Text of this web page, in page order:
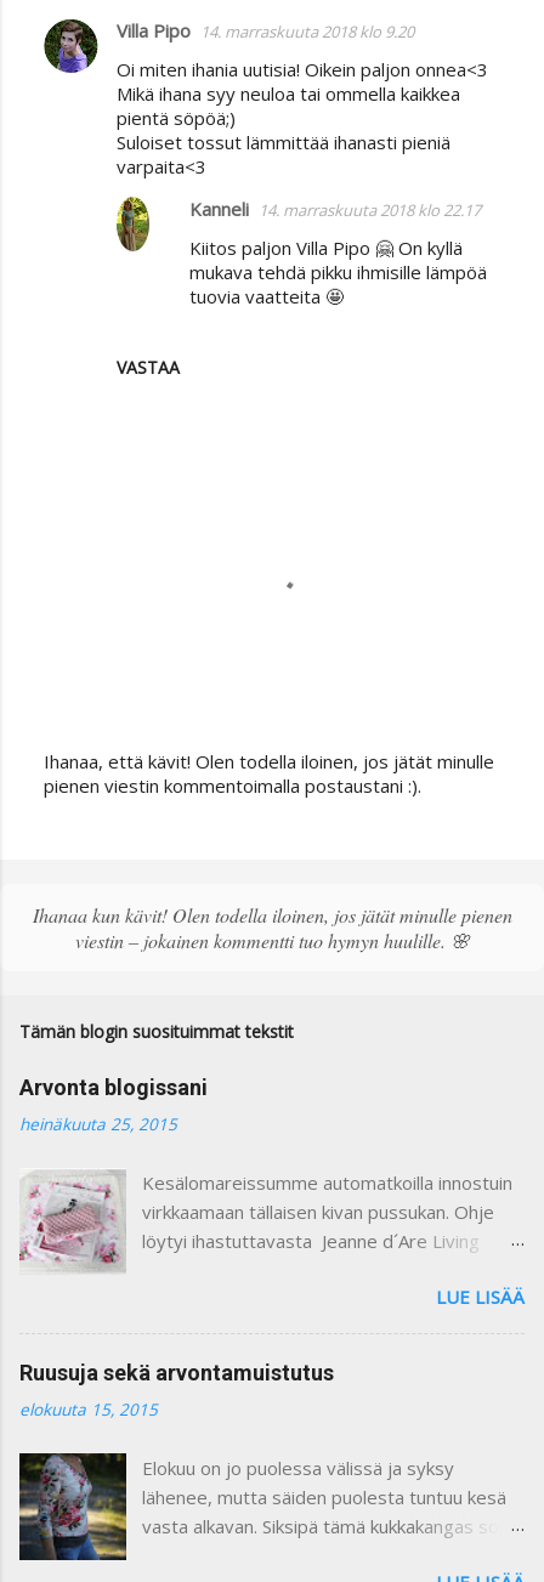
Villa Pipo 14. marraskuuta 2018 klo 9.20
Oi miten ihania uutisia! Oikein paljon onnea<3
Mikä ihana syy neuloa tai ommella kaikkea
pientä söpöä;)
Suloiset tossut lämmittää ihanasti pieniä
varpaita<3
VASTAA
Kanneli 14. marraskuuta 2018 klo 22.17
Kiitos paljon Villa Pipo 🤗 On kyllä
mukava tehdä pikku ihmisille lämpöä
tuovia vaatteita 🤩
L
ä
e
t
t
i
Ihanaa, että kävit! Olen todella iloinen, jos jätät minulle
pienen viestin kommentoimalla postaustani :).
Ihanaa kun kävit! Olen todella iloinen, jos jätät minulle pienen
viestin – jokainen kommentti tuo hymyn huulille. 🌸
Tämän blogin suosituimmat tekstit
Arvonta blogissani
heinäkuuta 25, 2015
Kesälomareissumme automatkoilla innostuin
virkkaamaan tällaisen kivan pussukan. Ohje
löytyi ihastuttavasta Jeanne d´Are Living
lehtien sisustusjutut ovat todella ihastuttavia
ja niin kauniita. Lehdistä löytyy niin paljon
kaikkea mitä voi itse tehdä ja mielikuvitusta
käyttäen keksiä oman kodin kaunistukseksi.
Paljon on tullutkin ostettua näitä lehtiä :) Yllä
virkkaamiseen. Vuoritin pussin kauniilla
ruusukankaalla. Kiinnitin vetoketjun käsin
ommellen. Pieni liina on ommeltu samasta
LUE LISÄÄ
Ruusuja sekä arvontamuistutus
elokuuta 15, 2015
Elokuu on jo puolessa välissä ja syksy
lähenee, mutta säiden puolesta tuntuu kesä
vasta alkavan. Siksipä tämä kukkakangas sopii